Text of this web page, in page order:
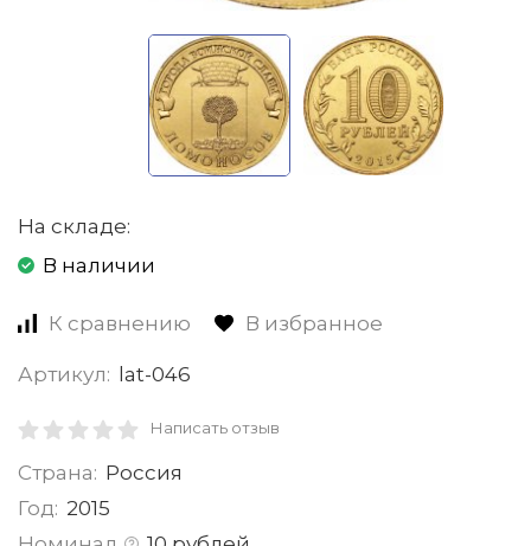
На складе:
В наличии
К сравнению В избранное
Артикул: lat-046
Написать отзыв
Страна: Россия
Год: 2015